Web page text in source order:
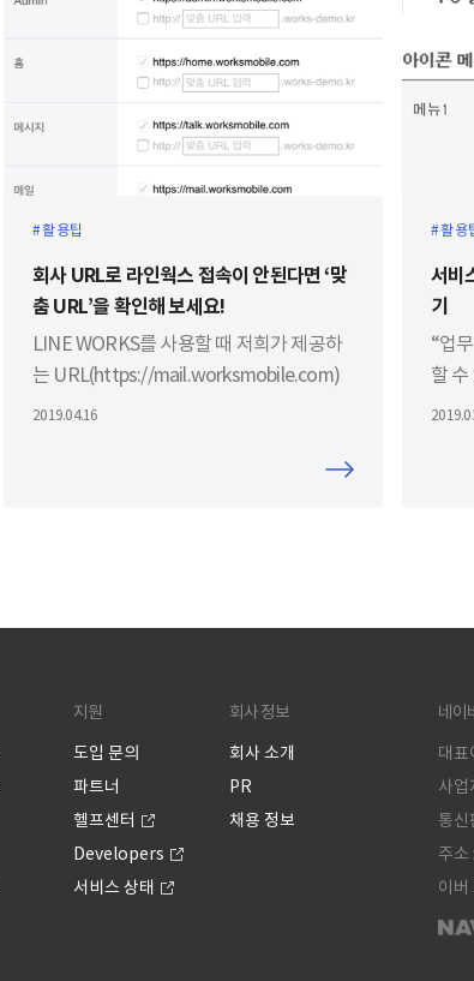
활용팁
회사 URL로 라인웍스 접속이 안된다면 ‘맞
춤 URL’을 확인해 보세요!
LINE WORKS를 사용할 때 저희가 제공하
는 URL(https://mail.worksmobile.com)
로 접속하는 방법도 있지만, 회사 도메인
니다. 이것을 맞춤 URL이라고 부릅니다. 이
v2.5 업데이트 이전에는 상단 메뉴를 통해
상단의 서비스 아이콘으로 이동해도 맞춤
URL이 유지되도록 개선했는데요. 업데이
트 이후 일부 고객들을 대상으로, 즐겨찾기
등 기존에 이용하던 방법으로 서비스 접속
이 되지 않는 현상이 발생했습니다.
2019.04.16
활용
서비
기
“업
할
웹 화
이
습니
에
에
지원
도입 문의
파트너
헬프센터
Developers
서비스 상태
회사 정보
회사 소개
PR
채용 정보
네이
대표
사
통
주소
이